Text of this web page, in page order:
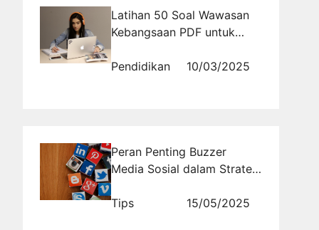
Latihan 50 Soal Wawasan
Kebangsaan PDF untuk
Kebangsaan
Pendidikan 10/03/2025
Peran Penting Buzzer
Media Sosial dalam Strategi
Temukan Solusinya di
Tips 15/05/2025